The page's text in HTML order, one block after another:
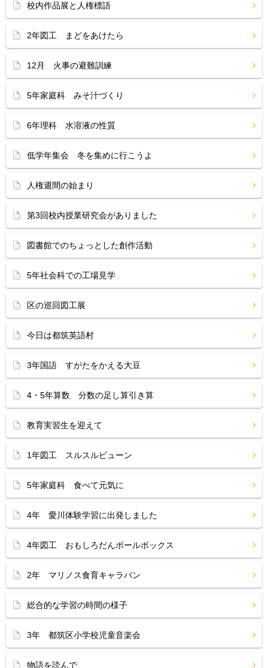
校内作品展と人権標語
2年図工 まどをあけたら
12月 火事の避難訓練
5年家庭科 みそ汁づくり
6年理科 水溶液の性質
低学年集会 冬を集めに行こうよ
人権週間の始まり
第3回校内授業研究会がありました
図書館でのちょっとした創作活動
5年社会科での工場見学
区の巡回図工展
今日は都筑英語村
3年国語 すがたをかえる大豆
4・5年算数 分数の足し算引き算
教育実習生を迎えて
1年図工 スルスルビューン
5年家庭科 食べて元気に
4年 愛川体験学習に出発しました
4年図工 おもしろだんボールボックス
2年 マリノス食育キャラバン
総合的な学習の時間の様子
3年 都筑区小学校児童音楽会
物語を読んで